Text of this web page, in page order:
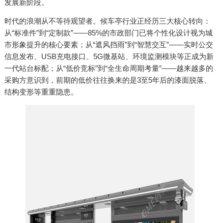
发展新阶段。
时代的浪潮从不等待观望者。候车亭行业正经历三大核心转向：
从“标准件”到“定制款”——85%的市政部门已将个性化设计视为城
市形象提升的核心要素；从“遮风挡雨”到“智慧交互”——实时公交
信息发布、USB充电接口、5G微基站、环境监测模块等正成为新
一代站台标配；从“低价竞标”到“全生命周期考量”——越来越多的
采购方意识到，前期的低价往往换来的是3至5年后的漆面脱落、
结构变形等重重隐患。